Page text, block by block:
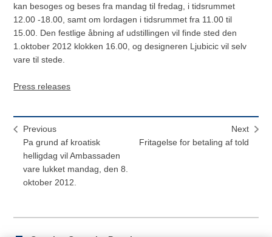
kan besoges og beses fra mandag til fredag, i tidsrummet
12.00 -18.00, samt om lordagen i tidsrummet fra 11.00 til
15.00. Den festlige åbning af udstillingen vil finde sted den
1.oktober 2012 klokken 16.00, og designeren Ljubicic vil selv
vare til stede.
Press releases
Previous
Pa grund af kroatisk
helligdag vil Ambassaden
vare lukket mandag, den 8.
oktober 2012.
Next
Fritagelse for betaling af told